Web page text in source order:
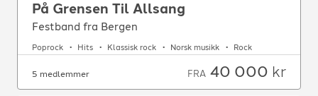
På Grensen Til Allsang
Festband fra Bergen
Poprock Hits Klassisk rock Norsk musikk Rock
5 medlemmer FRA 40 000 kr